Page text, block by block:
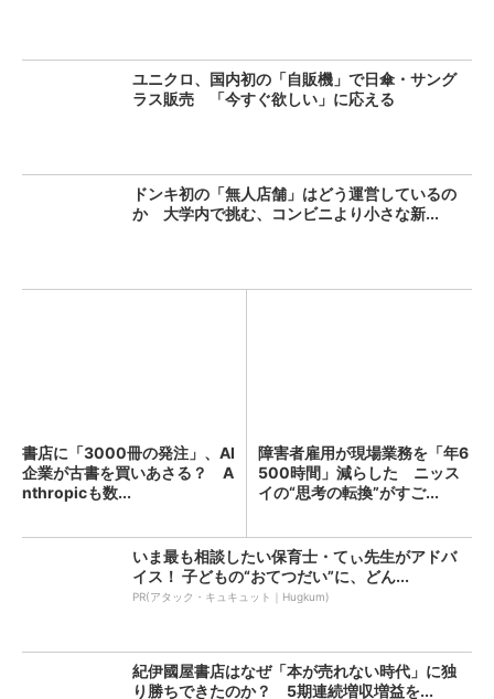
ユニクロ、国内初の「自販機」で日傘・サング
ラス販売 「今すぐ欲しい」に応える
ドンキ初の「無人店舗」はどう運営しているの
か 大学内で挑む、コンビニより小さな新...
書店に「3000冊の発注」、AI
企業が古書を買いあさる？ A
nthropicも数...
障害者雇用が現場業務を「年6
500時間」減らした ニッス
イの“思考の転換”がすご...
いま最も相談したい保育士・てぃ先生がアドバ
イス！ 子どもの“おてつだい”に、どん...
PR(アタック・キュキュット｜Hugkum)
紀伊國屋書店はなぜ「本が売れない時代」に独
り勝ちできたのか？ 5期連続増収増益を...